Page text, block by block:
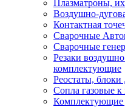
Плазматроны,
Воздушно-
Контактная
Сварочные
Сварочные
Резаки
комплектующие
Реостаты, блоки
Сопла газовые к
Комплектующие